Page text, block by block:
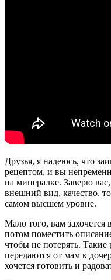
Друзья, я надеюсь, что
рецептом, и вы
на минералке. Заверю
внешний вид, качество,
самом высшем уровне.
Мало того, вам захочется
потом поместить
чтобы не потерять.
передаются от мам к
хочется готовить и